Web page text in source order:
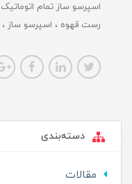
اسپرسو ساز تمام اتوماتیک
رست قهوه
اسپرسو ساز
دسته‌بندی
مقالات